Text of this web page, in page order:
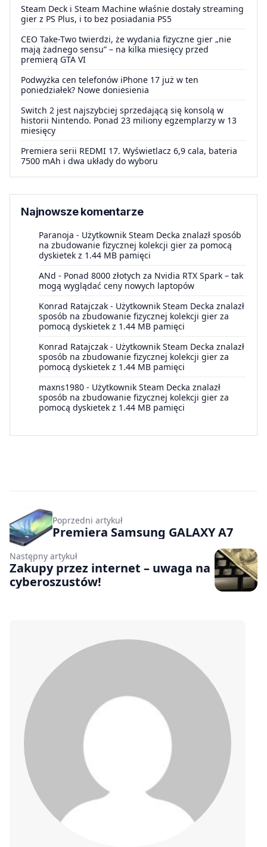
Steam Deck i Steam Machine właśnie dostały streaming
gier z PS Plus, i to bez posiadania PS5
CEO Take-Two twierdzi, że wydania fizyczne gier „nie
mają żadnego sensu” – na kilka miesięcy przed
premierą GTA VI
Podwyżka cen telefonów iPhone 17 już w ten
poniedziałek? Nowe doniesienia
Switch 2 jest najszybciej sprzedającą się konsolą w
historii Nintendo. Ponad 23 miliony egzemplarzy w 13
miesięcy
Premiera serii REDMI 17. Wyświetlacz 6,9 cala, bateria
7500 mAh i dwa układy do wyboru
Najnowsze komentarze
Paranoja - Użytkownik Steam Decka znalazł sposób
na zbudowanie fizycznej kolekcji gier za pomocą
dyskietek z 1.44 MB pamięci
ANd - Ponad 8000 złotych za Nvidia RTX Spark – tak
mogą wyglądać ceny nowych laptopów
Konrad Ratajczak - Użytkownik Steam Decka znalazł
sposób na zbudowanie fizycznej kolekcji gier za
pomocą dyskietek z 1.44 MB pamięci
Konrad Ratajczak - Użytkownik Steam Decka znalazł
sposób na zbudowanie fizycznej kolekcji gier za
pomocą dyskietek z 1.44 MB pamięci
maxns1980 - Użytkownik Steam Decka znalazł
sposób na zbudowanie fizycznej kolekcji gier za
pomocą dyskietek z 1.44 MB pamięci
Poprzedni artykuł
Premiera Samsung GALAXY A7
Następny artykuł
Zakupy przez internet – uwaga na
cyberoszustów!